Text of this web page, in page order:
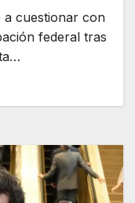
a cuestionar con
federal tras